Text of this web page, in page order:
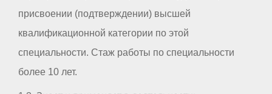
присвоении (подтверждении) высшей
квалификационной категории по этой
специальности. Стаж работы по специальности
более 10 лет.